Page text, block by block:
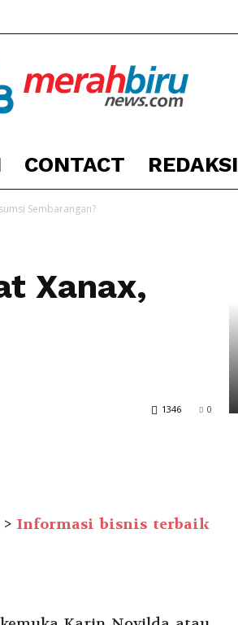
Berita
Kota
CONTACT REDAKSI
Sembarangan?
Xanax,
0
1346
Informasi bisnis terbaik